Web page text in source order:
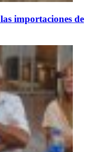
importaciones de